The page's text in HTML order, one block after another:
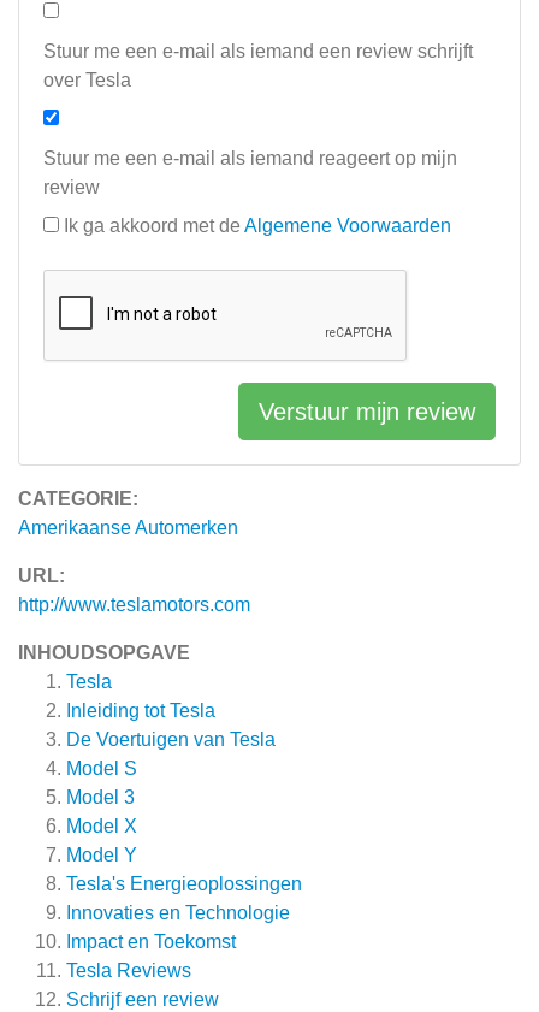
CATEGORIE:
Amerikaanse Automerken
URL:
http://www.teslamotors.com
INHOUDSOPGAVE
Tesla
Inleiding tot Tesla
De Voertuigen van Tesla
Model S
Model 3
Model X
Model Y
Tesla's Energieoplossingen
Innovaties en Technologie
Impact en Toekomst
Tesla Reviews
Schrijf een review
Stuur me een e-mail als iemand een review schrijft
over Tesla
Stuur me een e-mail als iemand reageert op mijn
review
Ik ga akkoord met de Algemene Voorwaarden
Verstuur mijn review